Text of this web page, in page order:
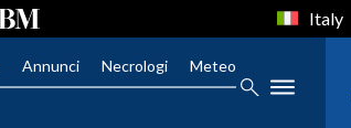
Italy
Annunci Necrologi Meteo